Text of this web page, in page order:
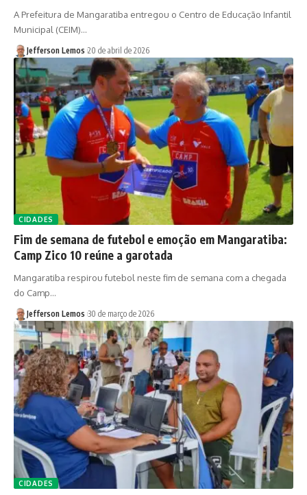
A Prefeitura de Mangaratiba entregou o Centro de Educação Infantil
Municipal (CEIM)…
Jefferson Lemos 20 de abril de 2026
CIDADES
Fim de semana de futebol e emoção em Mangaratiba:
Camp Zico 10 reúne a garotada
Mangaratiba respirou futebol neste fim de semana com a chegada
do Camp…
Jefferson Lemos 30 de março de 2026
CIDADES